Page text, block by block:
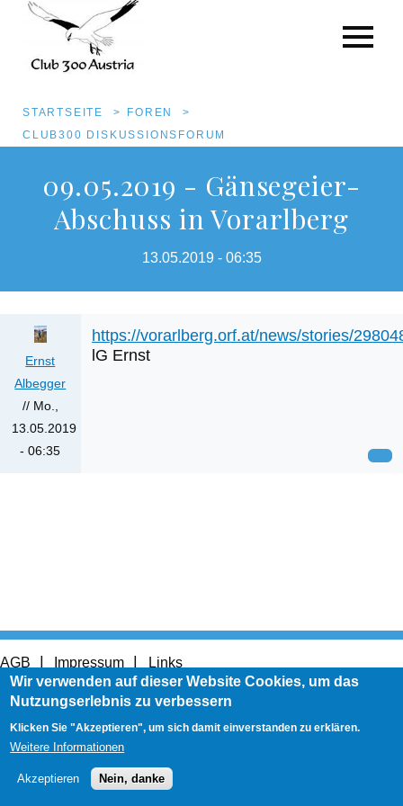
Direkt
Pfadnavigation
STARTSEITE
FOREN
CLUB300 DISKUSSIONSFORUM
09.05.2019 - Gänsegeier-
Abschuss in Vorarlberg
13.05.2019 - 06:35
Ernst
Albegger
// Mo.,
13.05.2019
- 06:35
https://vorarlberg.orf.at/news/stories/
lG Ernst
Footer
menu
AGB Impressum Links
User
account
menu
Anmelden
Wir verwenden auf dieser Website Cookies, um das
Nutzungserlebnis zu verbessern
Klicken Sie "Akzeptieren", um sich damit einverstanden zu erklären.
Weitere Informationen
Akzeptieren Nein, danke